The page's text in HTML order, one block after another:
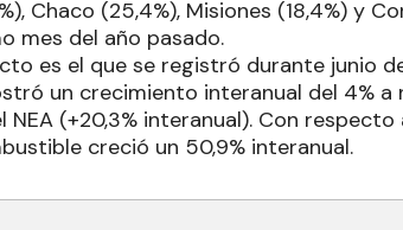
Chaco (25,4%), Misiones (18,4%) y
mes del año pasado.
es el que se registró durante junio
un crecimiento interanual del 4% a
(+20,3% interanual). Con
creció un 50,9% interanual.